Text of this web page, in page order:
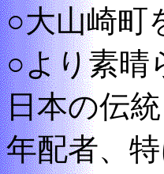
○大山崎町
○より素晴
日本の伝
年配者、